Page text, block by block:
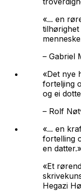
«... en
– Gabriel
«Det nye
forteljing
og ei
– Rolf
«... en
fortelling
en datter.»
«Et
Hegazi